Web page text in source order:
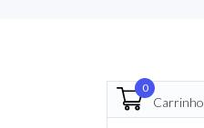
0
Carrinho